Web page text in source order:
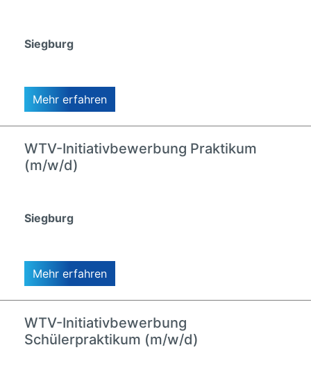
Siegburg
Mehr erfahren
WTV-Initiativbewerbung Praktikum
(m/w/d)
Siegburg
Mehr erfahren
WTV-Initiativbewerbung
Schülerpraktikum (m/w/d)